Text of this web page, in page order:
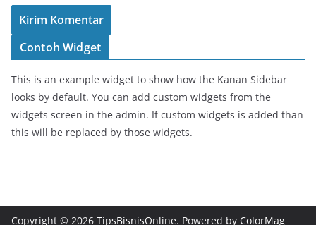
Contoh Widget
This is an example widget to show how the Kanan Sidebar
looks by default. You can add custom widgets from the
widgets screen in the admin. If custom widgets is added than
this will be replaced by those widgets.
Copyright © 2026 TipsBisnisOnline. Powered by ColorMag